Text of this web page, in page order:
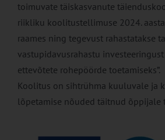
toimuvate täiskasvanute
riikliku koolitustellimuse 2024.
raames ning tegevust rahastatakse
vastupidavusrahastu investeeringust
ettevõtete rohepöörde toetamiseks”.
Koolitus on sihtrühma kuuluvale ja
lõpetamise nõuded täitnud õppijale